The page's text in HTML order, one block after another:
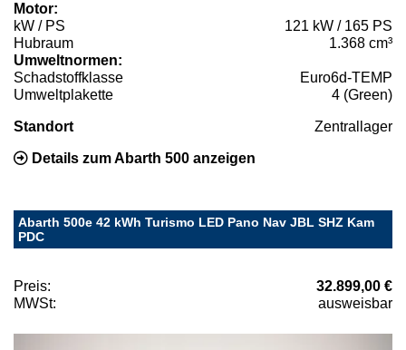
Motor:
kW / PS
121 kW / 165 PS
Hubraum
1.368 cm³
Umweltnormen:
Schadstoffklasse
Euro6d-TEMP
Umweltplakette
4 (Green)
Standort Zentrallager
Details zum Abarth 500 anzeigen
Abarth 500e 42 kWh Turismo LED Pano Nav JBL SHZ Kam
PDC
Preis:
32.899,00 €
MWSt:
ausweisbar